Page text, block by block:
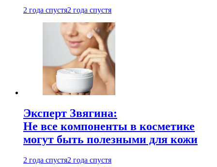
2 года спустя2 года спустя
Эксперт Звягина:
Не все компоненты в косметике
могут быть полезными для кожи
2 года спустя2 года спустя